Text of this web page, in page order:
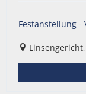
Festanstellung -